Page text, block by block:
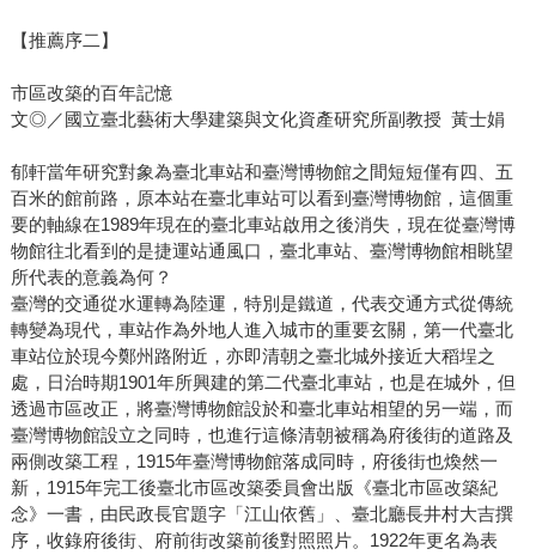
【推薦序二】
市區改築的百年記憶
文◎／國立臺北藝術大學建築與文化資產研究所副教授 黃士娟
郁軒當年研究對象為臺北車站和臺灣博物館之間短短僅有四、五
百米的館前路，原本站在臺北車站可以看到臺灣博物館，這個重
要的軸線在1989年現在的臺北車站啟用之後消失，現在從臺灣博
物館往北看到的是捷運站通風口，臺北車站、臺灣博物館相眺望
所代表的意義為何？
臺灣的交通從水運轉為陸運，特別是鐵道，代表交通方式從傳統
轉變為現代，車站作為外地人進入城市的重要玄關，第一代臺北
車站位於現今鄭州路附近，亦即清朝之臺北城外接近大稻埕之
處，日治時期1901年所興建的第二代臺北車站，也是在城外，但
透過市區改正，將臺灣博物館設於和臺北車站相望的另一端，而
臺灣博物館設立之同時，也進行這條清朝被稱為府後街的道路及
兩側改築工程，1915年臺灣博物館落成同時，府後街也煥然一
新，1915年完工後臺北市區改築委員會出版《臺北市區改築紀
念》一書，由民政長官題字「江山依舊」、臺北廳長井村大吉撰
序，收錄府後街、府前街改築前後對照照片。1922年更名為表